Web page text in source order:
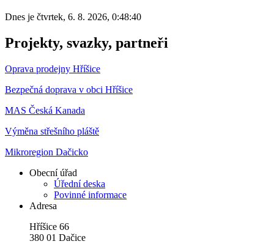
Dnes je čtvrtek, 6. 8. 2026, 0:48:40
Projekty, svazky, partneři
Oprava prodejny Hříšice
Bezpečná doprava v obci Hříšice
MAS Česká Kanada
Výměna střešního pláště
Mikroregion Dačicko
Obecní úřad
Úřední deska
Povinné informace
Adresa
Hříšice 66
380 01 Dačice